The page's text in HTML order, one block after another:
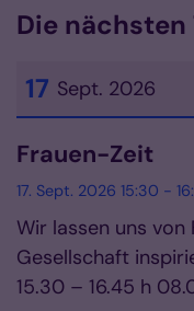
Die nächsten
17 Sept. 2026
Datum: 17.
Frauen-Zeit
17. Sept. 2026 15:30 -
Wir lassen uns von
Gesellschaft
15.30 – 16.45 h